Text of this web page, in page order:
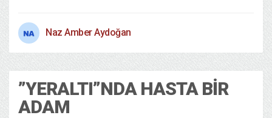
Naz Amber Aydoğan
”YERALTI”NDA HASTA BIR
ADAM